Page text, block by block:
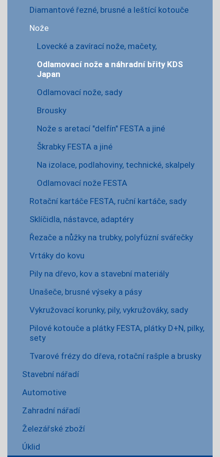
Diamantové řezné, brusné a leštící kotouče
Nože
Lovecké a zavírací nože, mačety,
Odlamovací nože a náhradní břity KDS
Japan
Odlamovací nože, sady
Brousky
Nože s aretací "delfín" FESTA a jiné
Škrabky FESTA a jiné
Na izolace, podlahoviny, technické, skalpely
Odlamovací nože FESTA
Rotační kartáče FESTA, ruční kartáče, sady
Sklíčidla, nástavce, adaptéry
Řezače a nůžky na trubky, polyfúzní svářečky
Vrtáky do kovu
Pily na dřevo, kov a stavební materiály
Unašeče, brusné výseky a pásy
Vykružovací korunky, pily, vykružováky, sady
Pilové kotouče a plátky FESTA, plátky D+N, pilky,
sety
Tvarové frézy do dřeva, rotační rašple a brusky
Stavební nářadí
Automotive
Zahradní nářadí
Železářské zboží
Úklid